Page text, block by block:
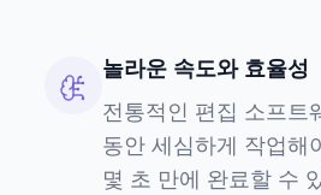
놀라운 속도와 효율성
전통적인 편집 소프트
동안 세심하게 작업해
몇 초 만에 완료할 수